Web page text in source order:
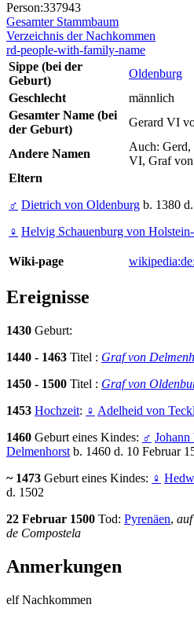
Person:337943
Gesamter Stammbaum
Verzeichnis der Nachkommen
rd-people-with-family-name
Sippe (bei der
Geburt)
Oldenburg
Geschlecht
männlich
Gesamter Name (bei
der Geburt)
Gerard VI
Andere Namen
Auch:
VI, Graf
Eltern
♂ Dietrich von Oldenburg b. 1380
♀ Helvig Schauenburg von
Wiki-page
Ereignisse
1430 Geburt:
1440 - 1463 Titel : Graf von
1450 - 1500 Titel : Graf von
1453 Hochzeit: ♀ Adelheid von
1460 Geburt eines Kindes: ♂
Delmenhorst b. 1460 d. 10 Februar
~ 1473 Geburt eines Kindes: ♀
d. 1502
22 Februar 1500 Tod: Pyrenäen,
de Compostela
Anmerkungen
elf Nachkommen